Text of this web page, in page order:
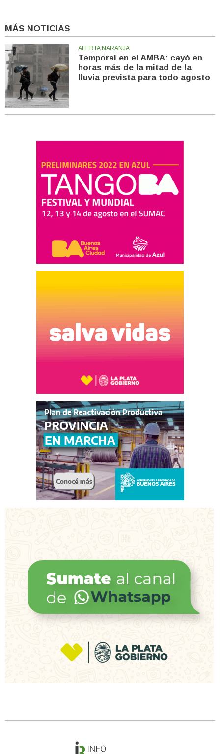
MÁS NOTICIAS
ALERTA NARANJA
Temporal en el AMBA: cayó en
horas más de la mitad de la
lluvia prevista para todo agosto